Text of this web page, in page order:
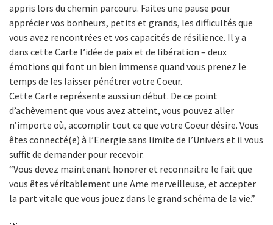
appris lors du chemin parcouru. Faites une pause pour
apprécier vos bonheurs, petits et grands, les difficultés que
vous avez rencontrées et vos capacités de résilience. Il y a
dans cette Carte l’idée de paix et de libération – deux
émotions qui font un bien immense quand vous prenez le
temps de les laisser pénétrer votre Coeur.
Cette Carte représente aussi un début. De ce point
d’achèvement que vous avez atteint, vous pouvez aller
n’importe où, accomplir tout ce que votre Coeur désire. Vous
êtes connecté(e) à l’Energie sans limite de l’Univers et il vous
suffit de demander pour recevoir.
“Vous devez maintenant honorer et reconnaitre le fait que
vous êtes véritablement une Ame merveilleuse, et accepter
la part vitale que vous jouez dans le grand schéma de la vie.”